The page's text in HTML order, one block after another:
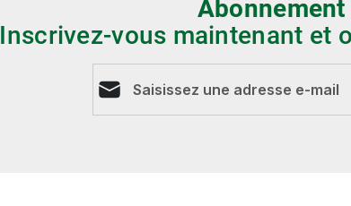
Inscrivez-vous maintenant et